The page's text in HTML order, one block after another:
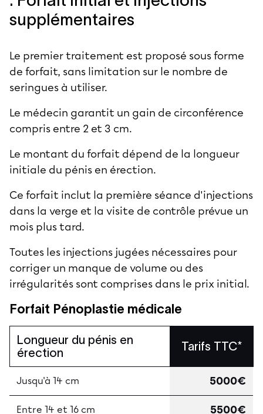
supplémentaires
Le premier traitement est proposé sous forme
de forfait, sans limitation sur le nombre de
seringues à utiliser.
Le médecin garantit un gain de circonférence
compris entre 2 et 3 cm.
Le montant du forfait dépend de la longueur
initiale du pénis en érection.
Ce forfait inclut la première séance d'injections
dans la verge et la visite de contrôle prévue un
mois plus tard.
Toutes les injections jugées nécessaires pour
corriger un manque de volume ou des
irrégularités sont comprises dans le prix initial.
Forfait Pénoplastie médicale
Longueur du pénis en
érection
Tarifs TTC*
Jusqu'à 14 cm 5000€
Entre 14 et 16 cm 5500€